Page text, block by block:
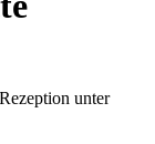
unter